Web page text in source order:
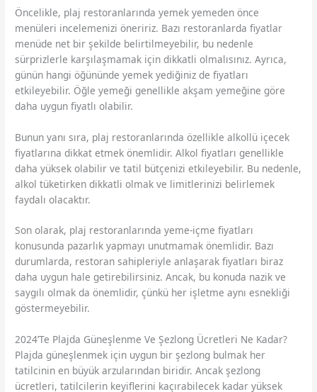
Öncelikle, plaj restoranlarında yemek yemeden önce
menüleri incelemenizi öneririz. Bazı restoranlarda fiyatlar
menüde net bir şekilde belirtilmeyebilir, bu nedenle
sürprizlerle karşılaşmamak için dikkatli olmalısınız. Ayrıca,
günün hangi öğününde yemek yediğiniz de fiyatları
etkileyebilir. Öğle yemeği genellikle akşam yemeğine göre
daha uygun fiyatlı olabilir.
Bunun yanı sıra, plaj restoranlarında özellikle alkollü içecek
fiyatlarına dikkat etmek önemlidir. Alkol fiyatları genellikle
daha yüksek olabilir ve tatil bütçenizi etkileyebilir. Bu nedenle,
alkol tüketirken dikkatli olmak ve limitlerinizi belirlemek
faydalı olacaktır.
Son olarak, plaj restoranlarında yeme-içme fiyatları
konusunda pazarlık yapmayı unutmamak önemlidir. Bazı
durumlarda, restoran sahipleriyle anlaşarak fiyatları biraz
daha uygun hale getirebilirsiniz. Ancak, bu konuda nazik ve
saygılı olmak da önemlidir, çünkü her işletme aynı esnekliği
göstermeyebilir.
2024’Te Plajda Güneşlenme Ve Şezlong Ücretleri Ne Kadar?
Plajda güneşlenmek için uygun bir şezlong bulmak her
tatilcinin en büyük arzularından biridir. Ancak şezlong
ücretleri, tatilcilerin keyiflerini kaçırabilecek kadar yüksek